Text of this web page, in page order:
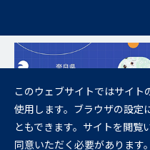
飲酒は20歳になってか
妊娠中や授乳期の飲酒
あります。
このウェブサイトではサイ
使用します。ブラウザの設定
ともできます。サイトを閲覧
同意いただく必要があります。